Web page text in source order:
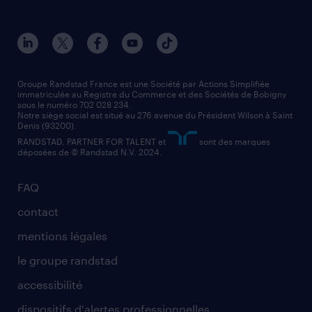
manutentionnaire
assistant administratif
comptable
contact entreprise
faq intérim / recrutement
nos agences par ville
nos agences par région
nos cabinets de recrutement
FAQ
contact
mentions légales
le groupe randstad
accessibilité
dispositifs d'alertes professionnelles
Groupe Randstad France est une Société par Actions Simplifiée
immatriculée au Registre du Commerce et des Sociétés de Bobigny
sous le numéro 702 028 234.
Notre siège social est situé au 276 avenue du Président Wilson à Saint
Denis (93200).
RANDSTAD, PARTNER FOR TALENT et
sont des marques
déposées de © Randstad N.V. 2024.